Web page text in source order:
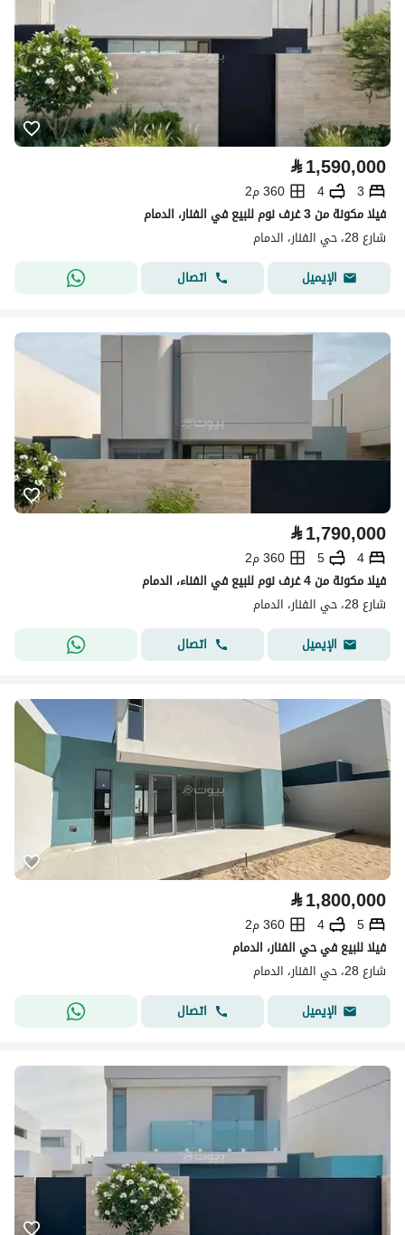
⃁1,590,000
3
4
360 م2
فيلا مكونة من 3 غرف نوم للبيع في الفنار، الدمام
شارع 28، حي الفنار، الدمام
الإيميل
اتصال
⃁1,790,000
4
5
360 م2
فيلا مكونة من 4 غرف نوم للبيع في الفناء، الدمام
شارع 28، حي الفنار، الدمام
الإيميل
اتصال
⃁1,800,000
5
4
360 م2
فيلا للبيع في حي الفنار، الدمام
شارع 28، حي الفنار، الدمام
الإيميل
اتصال